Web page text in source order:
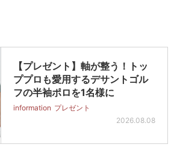
【プレゼント】軸が整う！トッ
ププロも愛用するデサントゴル
フの半袖ポロを1名様に
information プレゼント
2026.08.08